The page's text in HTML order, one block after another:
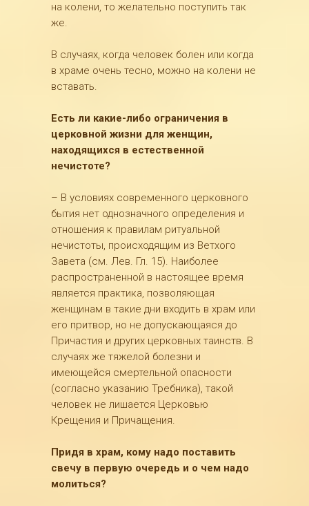
на колени, то желательно поступить так
же.
В случаях, когда человек болен или когда
в храме очень тесно, можно на колени не
вставать.
Есть ли какие-либо ограничения в
церковной жизни для женщин,
находящихся в естественной
нечистоте?
– В условиях современного церковного
бытия нет однозначного определения и
отношения к правилам ритуальной
нечистоты, происходящим из Ветхого
Завета (см. Лев. Гл. 15). Наиболее
распространенной в настоящее время
является практика, позволяющая
женщинам в такие дни входить в храм или
его притвор, но не допускающаяся до
Причастия и других церковных таинств. В
случаях же тяжелой болезни и
имеющейся смертельной опасности
(согласно указанию Требника), такой
человек не лишается Церковью
Крещения и Причащения.
Придя в храм, кому надо поставить
свечу в первую очередь и о чем надо
молиться?